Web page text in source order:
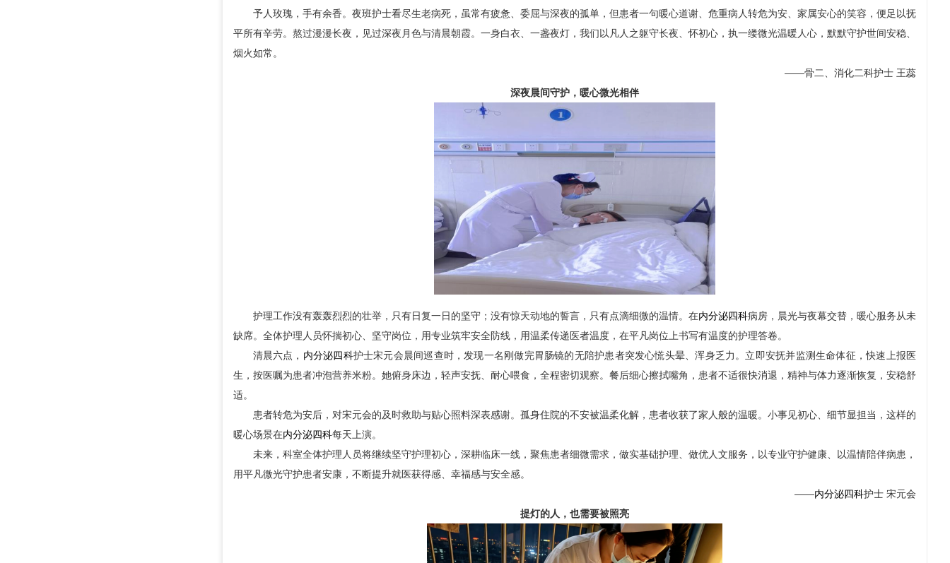
予人玫瑰，手有余香。夜班护士看尽生老病死，虽常有疲惫、委屈与深夜的孤单，但患者一句暖心道谢、危重病人转危为安、家属安心的笑容，便足以抚
平所有辛劳。熬过漫漫长夜，见过深夜月色与清晨朝霞。一身白衣、一盏夜灯，我们以凡人之躯守长夜、怀初心，执一缕微光温暖人心，默默守护世间安稳、
烟火如常。
——骨二、消化二科护士 王蕊
深夜晨间守护，暖心微光相伴
护理工作没有轰轰烈烈的壮举，只有日复一日的坚守；没有惊天动地的誓言，只有点滴细微的温情。在内分泌四科病房，晨光与夜幕交替，暖心服务从未
缺席。全体护理人员怀揣初心、坚守岗位，用专业筑牢安全防线，用温柔传递医者温度，在平凡岗位上书写有温度的护理答卷。
清晨六点， 内分泌四科护士宋元会晨间巡查时，发现一名刚做完胃肠镜的无陪护患者突发心慌头晕、浑身乏力。立即安抚并监测生命体征，快速上报医
生，按医嘱为患者冲泡营养米粉。她俯身床边，轻声安抚、耐心喂食，全程密切观察。餐后细心擦拭嘴角，患者不适很快消退，精神与体力逐渐恢复，安稳舒
适。
患者转危为安后，对宋元会的及时救助与贴心照料深表感谢。孤身住院的不安被温柔化解，患者收获了家人般的温暖。小事见初心、细节显担当，这样的
暖心场景在内分泌四科每天上演。
未来，科室全体护理人员将继续坚守护理初心，深耕临床一线，聚焦患者细微需求，做实基础护理、做优人文服务，以专业守护健康、以温情陪伴病患，
用平凡微光守护患者安康，不断提升就医获得感、幸福感与安全感。
——内分泌四科护士 宋元会
提灯的人，也需要被照亮